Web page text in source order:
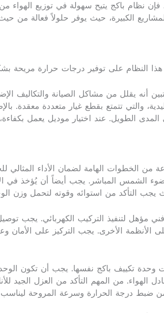
فإن نظام باكج يتيح سهولة في توزيع
الكبيرة، حيث يوفر حلولاً فعالة من حيث
النظام على توفير درجات حرارة مريحة
أنه يقلل من مشاكل الصيانة والتكاليف
والتي تتمتع بقطع غيار متعددة
المدى الطويل. عند اختيار موديل يعمل
من الخطوات الهامة لضمان الأداء
الشمس المباشر. يجب أيضاً أن يُؤخذ في
التأكد من استوائه وقوته لتحمل وزن
مؤهل لتنفيذ التركيب الكهربائي. يجب
الأنظمة الأخرى. يجب التركيز على الأمان
وحدة تكييف باكج نفسها. يجب أن تكون
الهواء. من المهم التأكد من العزل الجيد
ضبط درجة الحرارة وسرعة المروحة ليناسب